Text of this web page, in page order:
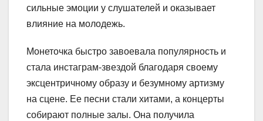
сильные эмоции у слушателей и оказывает
влияние на молодежь.
Монеточка быстро завоевала популярность и
стала инстаграм-звездой благодаря своему
эксцентричному образу и безумному артизму
на сцене. Ее песни стали хитами, а концерты
собирают полные залы. Она получила